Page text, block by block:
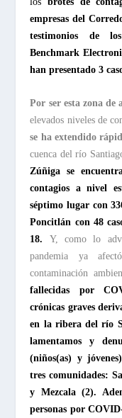
empresas del
testimonios de
Benchmark
han presentado 3
Por ser esta zona
elevados niveles de
se ha extendido
cuenca del río
Zúñiga se
contagios a nivel
séptimo lugar con
Poncitlán con 48
18. Y, como lo
pandemia ya
contaminación
fallecidas por
crónicas graves
en la ribera del río
lamentamos y
(niños(as) y
tres comunidades:
y Mezcala (2).
personas por